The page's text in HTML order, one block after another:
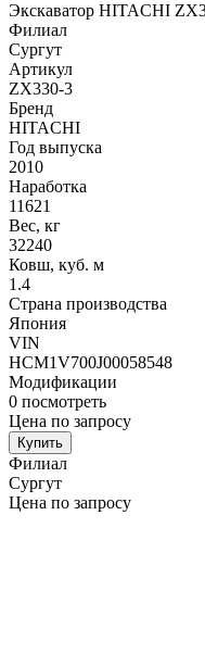
Экскаватор HITACHI
Филиал
Сургут
Артикул
ZX330-3
Бренд
HITACHI
Год выпуска
2010
Наработка
11621
Вес, кг
32240
Ковш, куб. м
1.4
Страна производства
Япония
VIN
HCM1V700J00058548
Модификации
0 посмотреть
Цена по запросу
Купить
Филиал
Сургут
Цена по запросу